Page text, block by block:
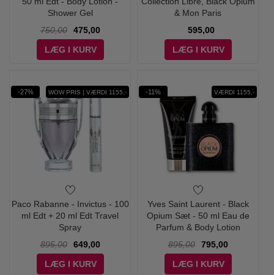
Shower Gel
750,00
475,00
LÆG I KURV
& Mon Paris
595,00
LÆG I KURV
-27% WOW PRIS | VÆRDI 1155,-
Paco Rabanne - Invictus - 100
ml Edt + 20 ml Edt Travel
Spray
895,00
649,00
LÆG I KURV
-11% VÆRDI 1155,-
Yves Saint Laurent - Black
Opium Sæt - 50 ml Eau de
Parfum & Body Lotion
895,00
795,00
LÆG I KURV